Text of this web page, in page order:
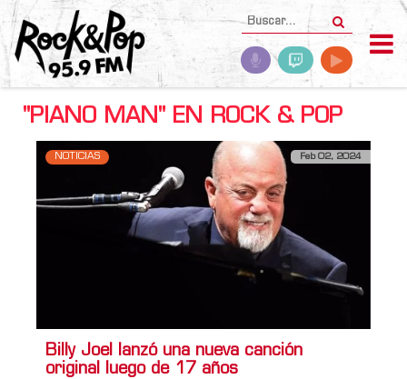
"PIANO MAN" EN ROCK & POP
NOTICIAS Feb 02, 2024
Billy Joel lanzó una nueva canción
original luego de 17 años